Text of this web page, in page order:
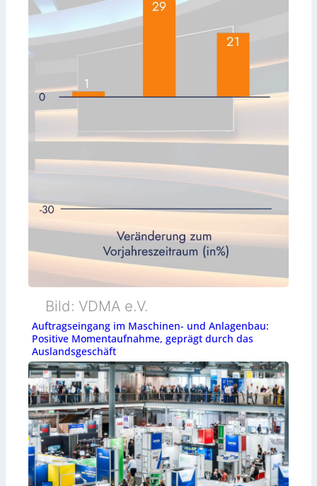
Bild: VDMA e.V.
Auftragseingang im Maschinen- und Anlagenbau:
Positive Momentaufnahme, geprägt durch das
Auslandsgeschäft